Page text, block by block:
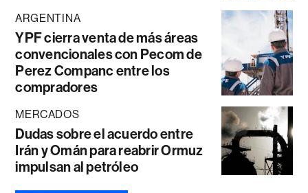
ARGENTINA
YPF cierra venta de más áreas
convencionales con Pecom de
Perez Companc entre los
compradores
MERCADOS
Dudas sobre el acuerdo entre
Irán y Omán para reabrir Ormuz
impulsan al petróleo